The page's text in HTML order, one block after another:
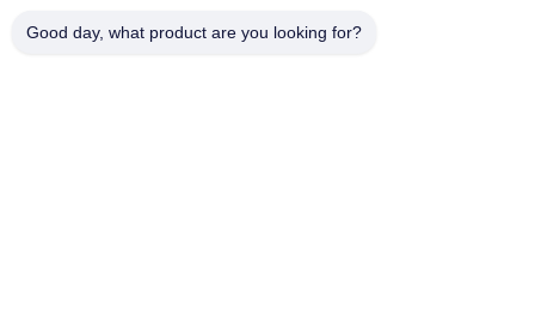
Good day, what product are you looking for?